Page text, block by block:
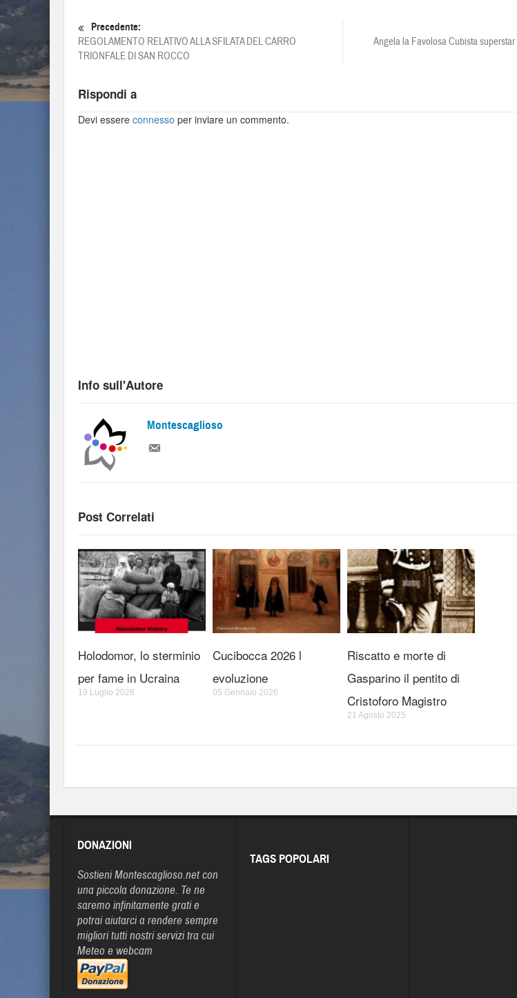
Precedente:
REGOLAMENTO RELATIVO ALLA SFILATA DEL CARRO
TRIONFALE DI SAN ROCCO
Angela la Favolosa Cubista
Rispondi a
Devi essere connesso per inviare un commento.
Info sull'Autore
Montescaglioso
Post Correlati
Holodomor, lo sterminio
per fame in Ucraina
19 Luglio 2026
Cucibocca 2026 l
evoluzione
05 Gennaio 2026
Riscatto e morte di
Gasparino il pentito di
Cristoforo Magistro
21 Agosto 2025
DONAZIONI
Sostieni Montescaglioso.net con
una piccola donazione. Te ne
saremo infinitamente grati e
potrai aiutarci a rendere sempre
migliori tutti nostri servizi tra cui
Meteo e webcam
TAGS POPOLARI